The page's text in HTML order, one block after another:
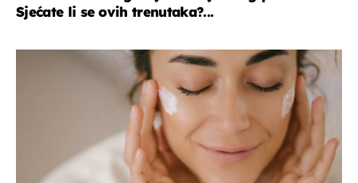
Sjećate li se ovih trenutaka?...
moda & ljepota